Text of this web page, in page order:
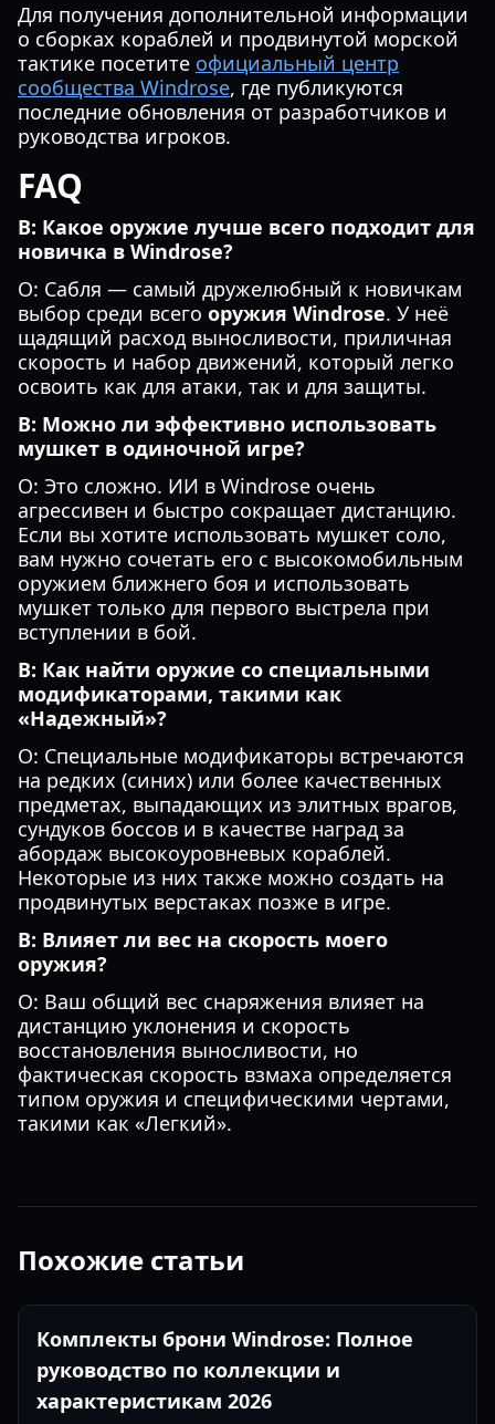
Для получения дополнительной информации
о сборках кораблей и продвинутой морской
тактике посетите официальный центр
сообщества Windrose, где публикуются
последние обновления от разработчиков и
руководства игроков.
FAQ
В: Какое оружие лучше всего подходит для
новичка в Windrose?
О: Сабля — самый дружелюбный к новичкам
выбор среди всего оружия Windrose. У неё
щадящий расход выносливости, приличная
скорость и набор движений, который легко
освоить как для атаки, так и для защиты.
В: Можно ли эффективно использовать
мушкет в одиночной игре?
О: Это сложно. ИИ в Windrose очень
агрессивен и быстро сокращает дистанцию.
Если вы хотите использовать мушкет соло,
вам нужно сочетать его с высокомобильным
оружием ближнего боя и использовать
мушкет только для первого выстрела при
вступлении в бой.
В: Как найти оружие со специальными
модификаторами, такими как
«Надежный»?
О: Специальные модификаторы встречаются
на редких (синих) или более качественных
предметах, выпадающих из элитных врагов,
сундуков боссов и в качестве наград за
абордаж высокоуровневых кораблей.
Некоторые из них также можно создать на
продвинутых верстаках позже в игре.
В: Влияет ли вес на скорость моего
оружия?
О: Ваш общий вес снаряжения влияет на
дистанцию уклонения и скорость
восстановления выносливости, но
фактическая скорость взмаха определяется
типом оружия и специфическими чертами,
такими как «Легкий».
Похожие статьи
Комплекты брони Windrose: Полное
руководство по коллекции и
характеристикам 2026